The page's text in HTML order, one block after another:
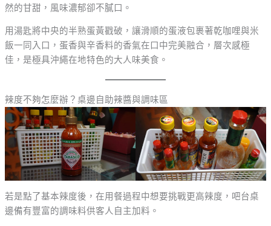
然的甘甜，風味濃郁卻不膩口。
用湯匙將中央的半熟蛋黃戳破，讓滑順的蛋液包裹著乾咖哩與米
飯一同入口，蛋香與辛香料的香氣在口中完美融合，層次感極
佳，是極具沖繩在地特色的大人味美食。
辣度不夠怎麼辦？桌邊自助辣醬與調味區
若是點了基本辣度後，在用餐過程中想要挑戰更高辣度，吧台桌
邊備有豐富的調味料供客人自主加料。